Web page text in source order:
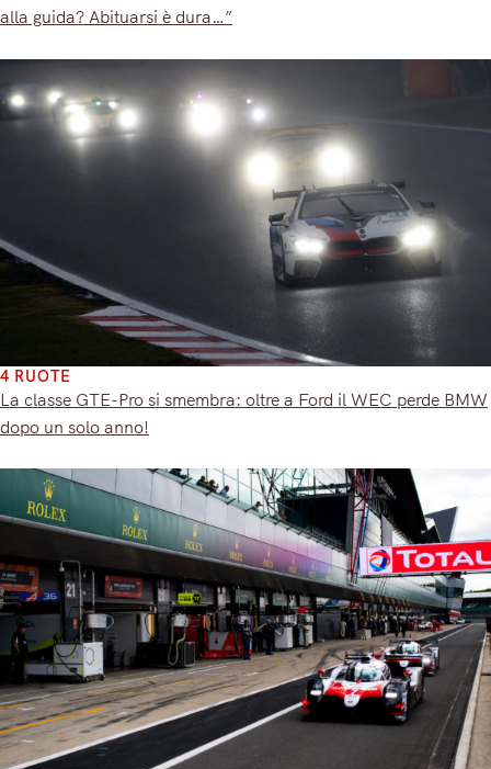
alla guida? Abituarsi è dura…”
4 RUOTE
La classe GTE-Pro si smembra: oltre a Ford il WEC perde BMW
dopo un solo anno!